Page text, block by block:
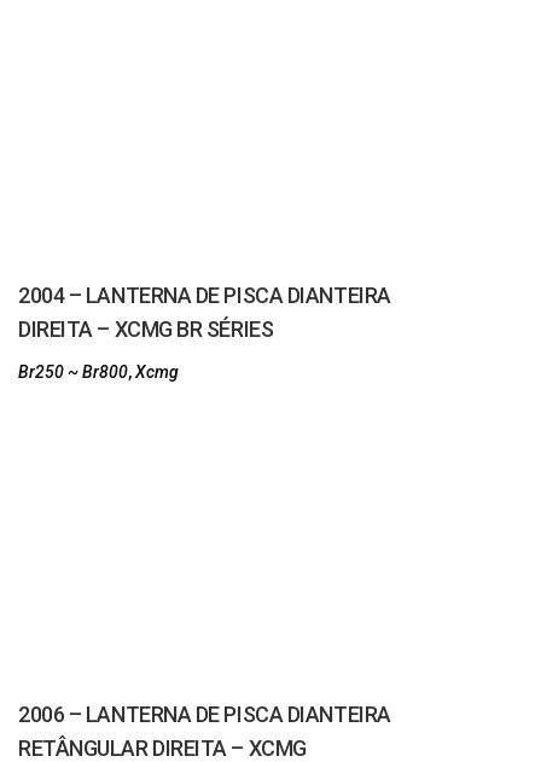
2004 – LANTERNA DE PISCA DIANTEIRA
DIREITA – XCMG BR SÉRIES
Br250 ~ Br800,Xcmg
2006 – LANTERNA DE PISCA DIANTEIRA
RETÂNGULAR DIREITA – XCMG